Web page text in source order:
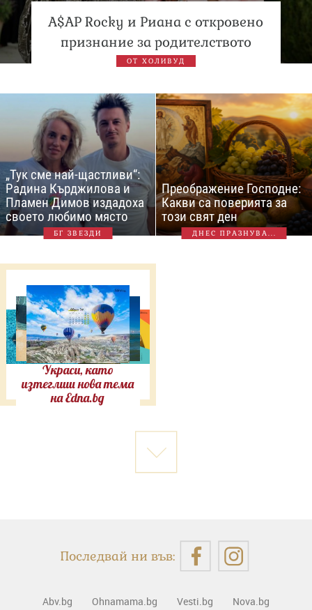
A$AP Rocky и Риана с откровено
признание за родителството
ОТ ХОЛИВУД
„Тук сме най-щастливи“:
Радина Кърджилова и
Пламен Димов издадоха
своето любимо място
БГ ЗВЕЗДИ
Преображение Господне:
Какви са поверията за
този свят ден
ДНЕС ПРАЗНУВА...
Украси, като
изтеглиш нова тема
на Edna.bg
Последвай ни във:
Abv.bg Ohnamama.bg Vesti.bg Nova.bg